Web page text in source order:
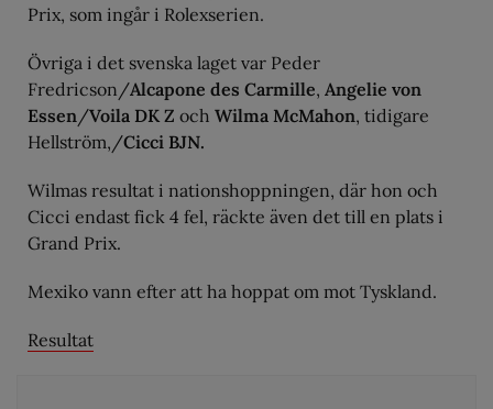
Prix, som ingår i Rolexserien.
Övriga i det svenska laget var Peder
Fredricson/Alcapone des Carmille, Angelie von
Essen/Voila DK Z och Wilma McMahon, tidigare
Hellström,/Cicci BJN.
Wilmas resultat i nationshoppningen, där hon och
Cicci endast fick 4 fel, räckte även det till en plats i
Grand Prix.
Mexiko vann efter att ha hoppat om mot Tyskland.
Resultat